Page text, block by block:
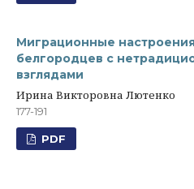
Миграционные
белгородцев с
взглядами
Ирина Викторовна Лютенко
177-191
PDF